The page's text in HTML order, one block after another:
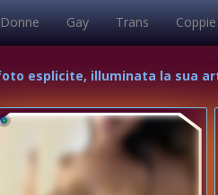
Donne Gay Trans Coppie
esplicite, illuminata la sua